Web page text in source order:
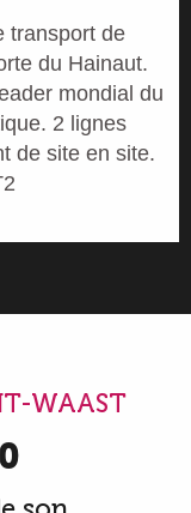
transport de
du Hainaut.
mondial du
2 lignes
de site en site.
WAAST